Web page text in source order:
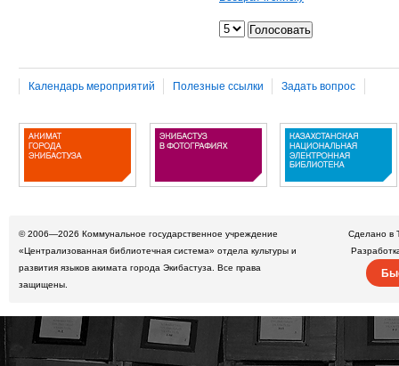
Календарь мероприятий Полезные ссылки Задать вопрос
© 2006—2026 Коммунальное государственное учреждение
«Централизованная библиотечная система» отдела культуры и
развития языков акимата города Экибастуза. Все права
защищены.
Сделано в